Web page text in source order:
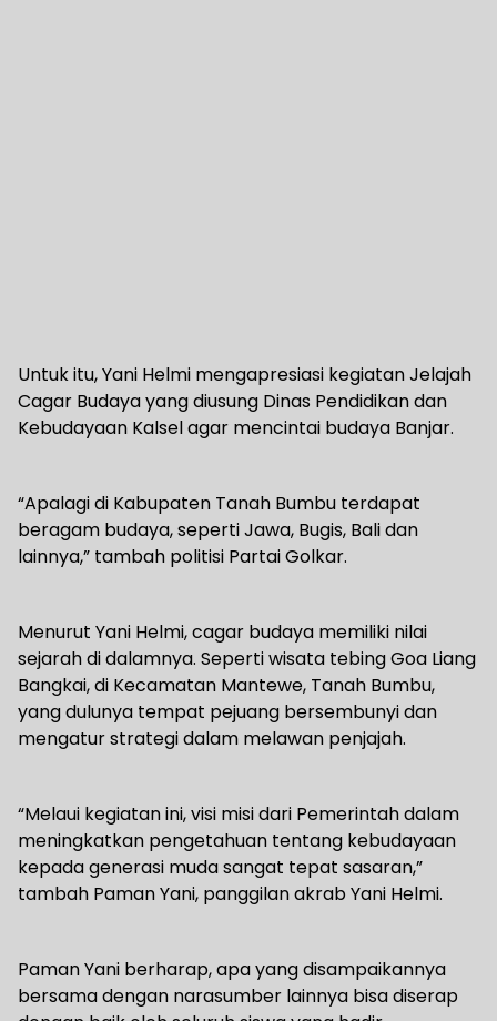
Untuk itu, Yani Helmi mengapresiasi kegiatan Jelajah
Cagar Budaya yang diusung Dinas Pendidikan dan
Kebudayaan Kalsel agar mencintai budaya Banjar.
“Apalagi di Kabupaten Tanah Bumbu terdapat
beragam budaya, seperti Jawa, Bugis, Bali dan
lainnya,” tambah politisi Partai Golkar.
Menurut Yani Helmi, cagar budaya memiliki nilai
sejarah di dalamnya. Seperti wisata tebing Goa Liang
Bangkai, di Kecamatan Mantewe, Tanah Bumbu,
yang dulunya tempat pejuang bersembunyi dan
mengatur strategi dalam melawan penjajah.
“Melaui kegiatan ini, visi misi dari Pemerintah dalam
meningkatkan pengetahuan tentang kebudayaan
kepada generasi muda sangat tepat sasaran,”
tambah Paman Yani, panggilan akrab Yani Helmi.
Paman Yani berharap, apa yang disampaikannya
bersama dengan narasumber lainnya bisa diserap